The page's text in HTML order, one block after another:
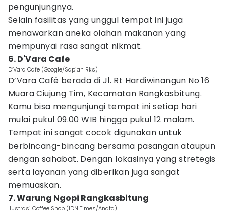
pengunjungnya.
Selain fasilitas yang unggul tempat ini juga
menawarkan aneka olahan makanan yang
mempunyai rasa sangat nikmat.
6. D'Vara Cafe
D’Vara Cafe (Google/Sapiah Rks)
D’Vara Café berada di Jl. Rt Hardiwinangun No 16
Muara Ciujung Tim, Kecamatan Rangkasbitung.
Kamu bisa mengunjungi tempat ini setiap hari
mulai pukul 09.00 WIB hingga pukul 12 malam.
Tempat ini sangat cocok digunakan untuk
berbincang-bincang bersama pasangan ataupun
dengan sahabat. Dengan lokasinya yang stretegis
serta layanan yang diberikan juga sangat
memuaskan.
7. Warung Ngopi Rangkasbitung
Ilustrasi Coffee Shop (IDN Times/Anata)